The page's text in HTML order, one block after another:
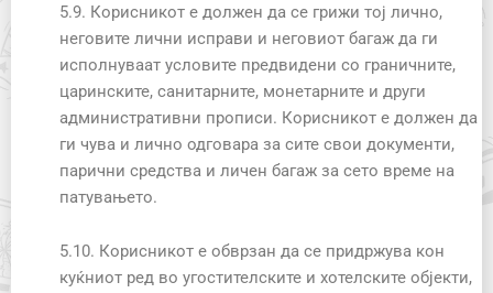
5.9. Корисникот е должен да се грижи тој лично,
неговите лични исправи и неговиот багаж да ги
исполнуваат условите предвидени со граничните,
царинските, санитарните, монетарните и други
административни прописи. Корисникот е должен да
ги чува и лично одговара за сите свои документи,
парични средства и личен багаж за сето време на
патувањето.
5.10. Корисникот е обврзан да се придржува кон
куќниот ред во угостителските и хотелските објекти,